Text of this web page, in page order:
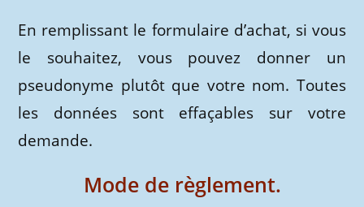
En remplissant le formulaire d’achat, si vous
le souhaitez, vous pouvez donner un
pseudonyme plutôt que votre nom. Toutes
les données sont effaçables sur votre
demande.
Mode de règlement.